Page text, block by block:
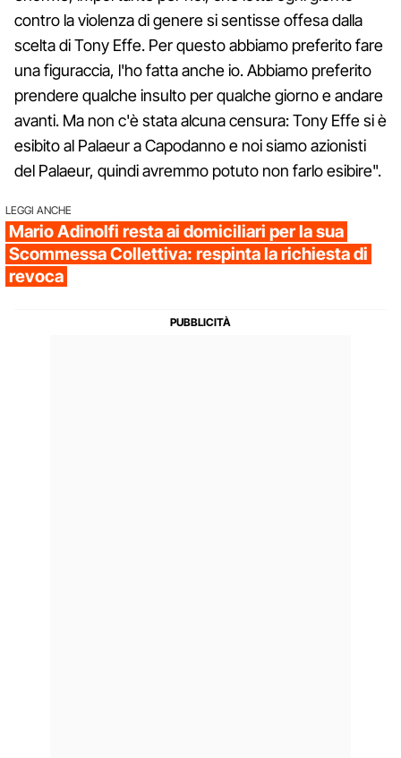
contro la violenza di genere si sentisse offesa dalla
scelta di Tony Effe. Per questo abbiamo preferito fare
una figuraccia, l'ho fatta anche io. Abbiamo preferito
prendere qualche insulto per qualche giorno e andare
avanti. Ma non c'è stata alcuna censura: Tony Effe si è
esibito al Palaeur a Capodanno e noi siamo azionisti
del Palaeur, quindi avremmo potuto non farlo esibire".
LEGGI ANCHE
Mario Adinolfi resta ai domiciliari per la sua
Scommessa Collettiva: respinta la richiesta di
revoca